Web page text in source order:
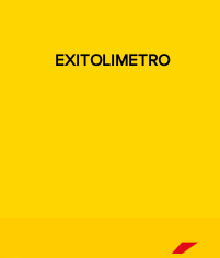
EXITOLIMETRO